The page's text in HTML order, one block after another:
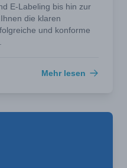
E-Labeling bis hin zur
die klaren
und konforme
Mehr lesen